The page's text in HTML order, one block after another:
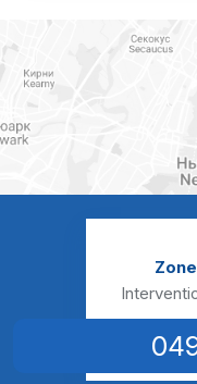
Débouchage
Débouchage
Débouchage
Débouchage
Débouchage